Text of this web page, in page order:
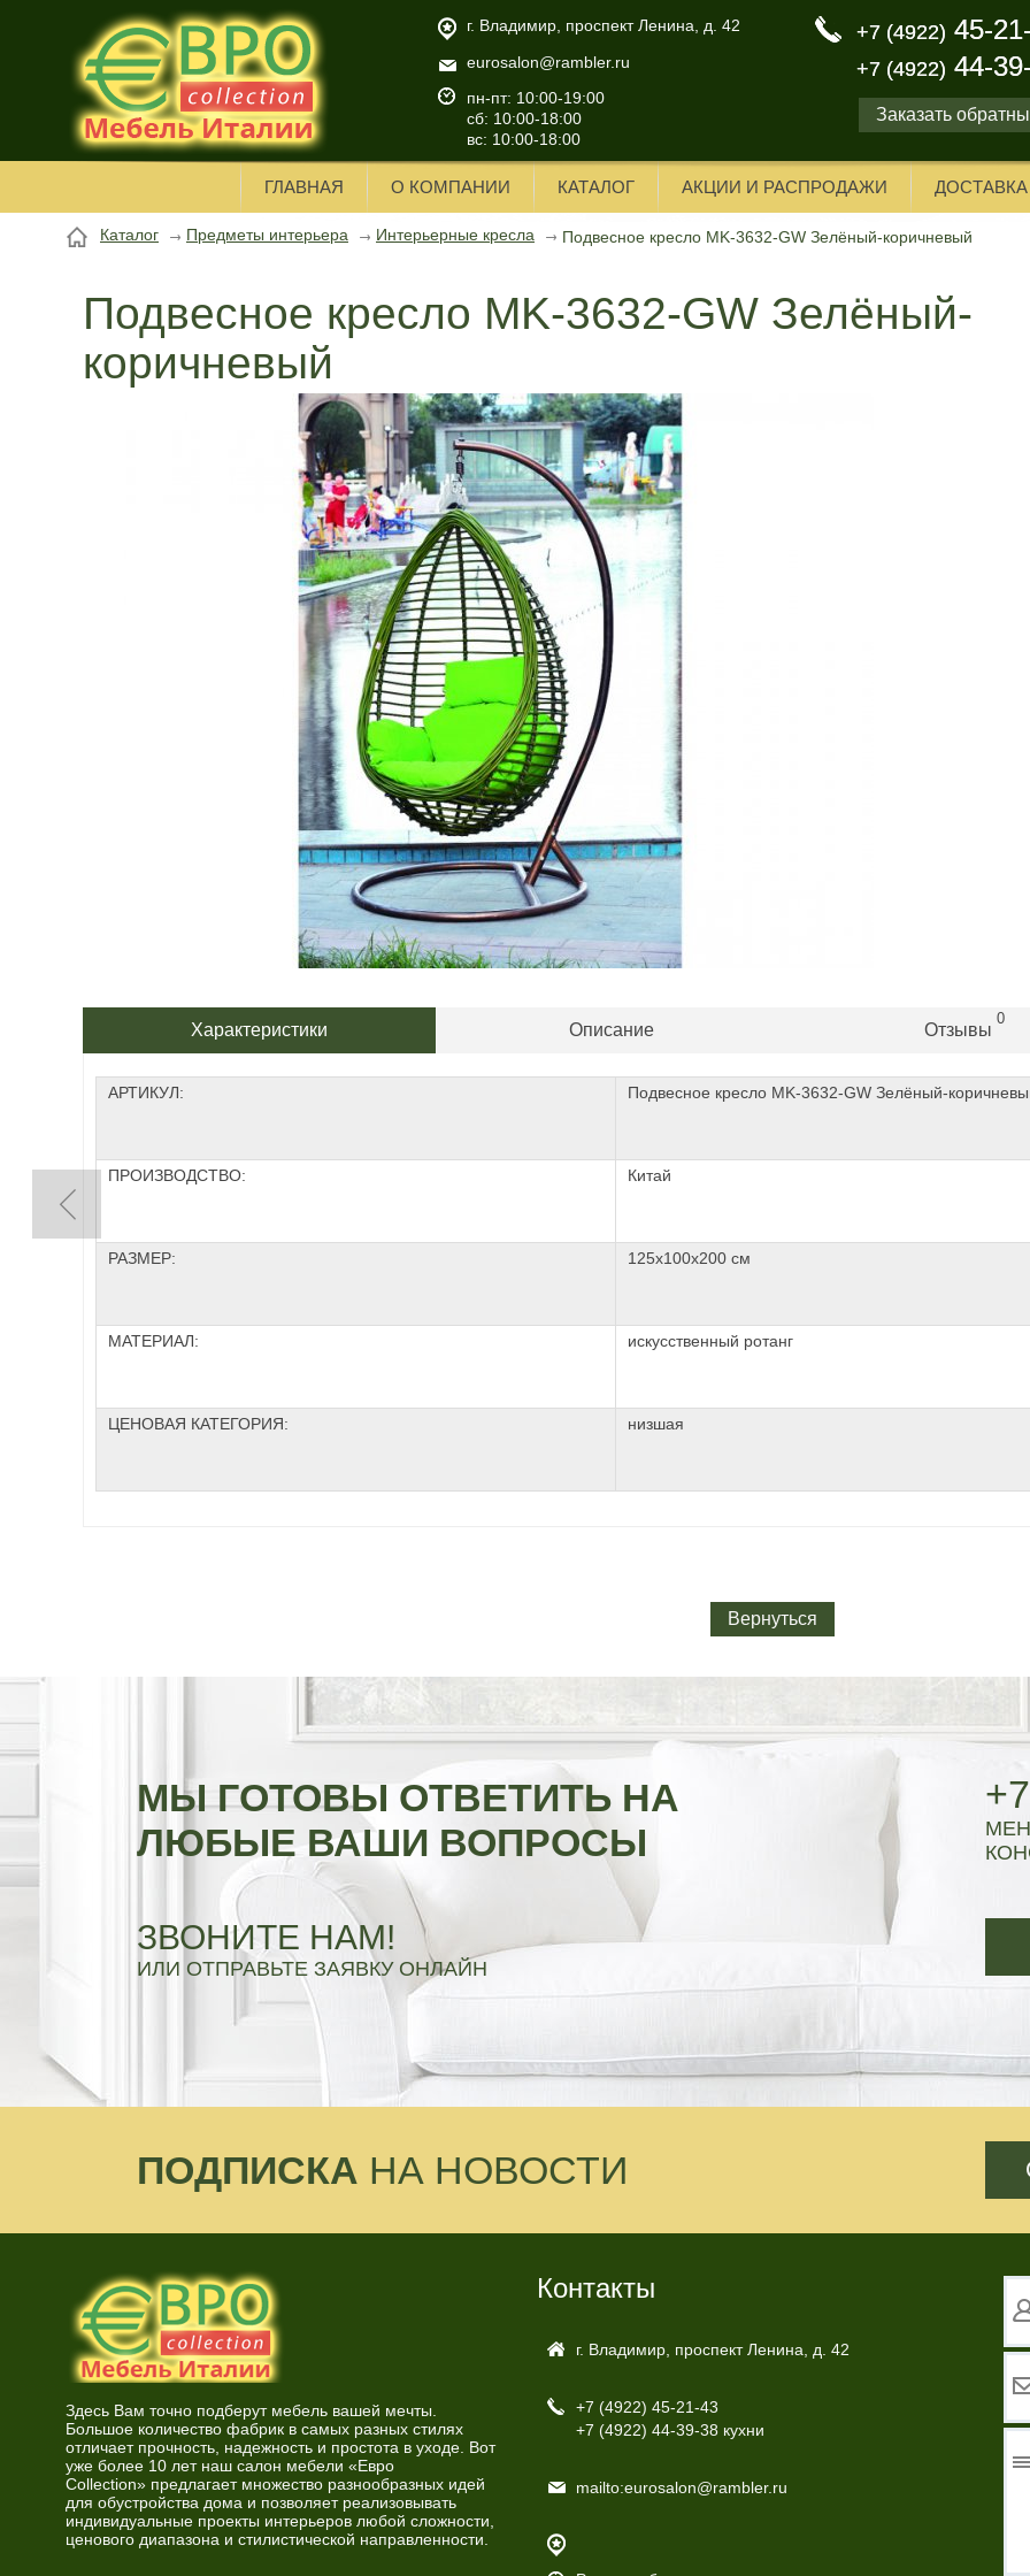
+7 (4922) 45-
+7 (4922) 44-
eurosalon@rambler.ru
г. Владимир, проспект Ленина, д. 42
пн-пт: 10:00-19:00
сб: 10:00-18:00
вс: 10:00-18:00
Заказать
+7 (4922) 45-
+7 (4922) 44-
ГЛАВНАЯ О КОМПАНИИ КАТАЛОГ АКЦИИ И РАСПРОДАЖИ ДОСТАВКА
Каталог Предметы интерьера Интерьерные кресла Подвесное кресло MK-3632-GW Зелёный-коричневый
Подвесное кресло MK-3632-GW Зелёный-
коричневый
Характеристики Описание Отзывы
0
АРТИКУЛ: Подвесное кресло MK-3632-GW Зелёный-
ПРОИЗВОДСТВО: Китай
РАЗМЕР: 125х100х200 см
МАТЕРИАЛ: искусственный ротанг
ЦЕНОВАЯ КАТЕГОРИЯ: низшая
Вернуться
МЫ ГОТОВЫ ОТВЕТИТЬ НА
ЛЮБЫЕ ВАШИ ВОПРОСЫ
ЗВОНИТЕ НАМ!
ИЛИ ОТПРАВЬТЕ ЗАЯВКУ ОНЛАЙН
ПОДПИСКА НА НОВОСТИ
Здесь Вам точно подберут мебель вашей мечты.
Большое количество фабрик в самых разных стилях
отличает прочность, надежность и простота в уходе. Вот
уже более 10 лет наш салон мебели «Евро
Collection» предлагает множество разнообразных идей
для обустройства дома и позволяет реализовывать
индивидуальные проекты интерьеров любой сложности,
ценового диапазона и стилистической направленности.
Контакты
г. Владимир, проспект Ленина, д. 42
+7 (4922) 45-21-43
+7 (4922) 44-39-38 кухни
mailto:eurosalon@rambler.ru